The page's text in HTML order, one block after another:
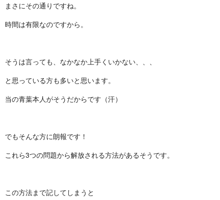
まさにその通りですね。
時間は有限なのですから。
そうは言っても、なかなか上手くいかない、、、
と思っている方も多いと思います。
当の青葉本人がそうだからです（汗）
でもそんな方に朗報です！
これら3つの問題から解放される方法があるそうです。
この方法まで記してしまうと